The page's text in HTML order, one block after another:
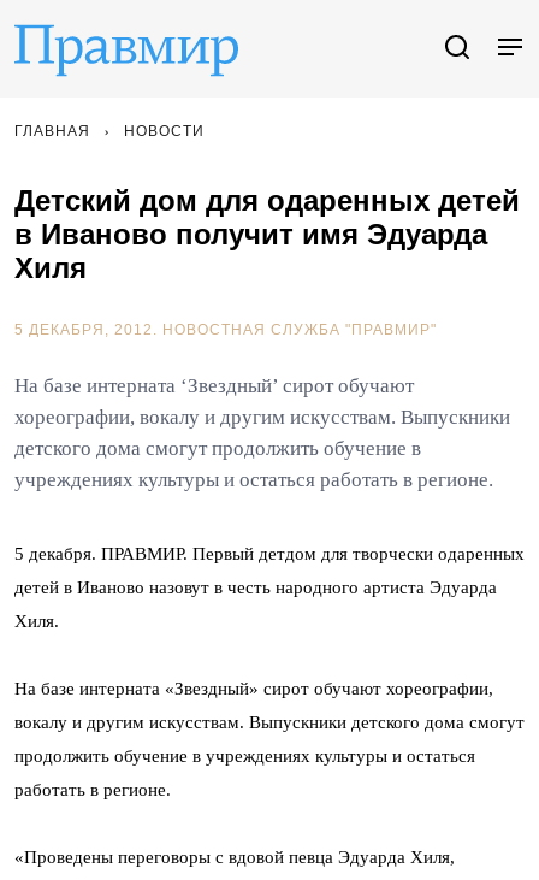
ГЛАВНАЯ НОВОСТИ
Детский дом для одаренных детей
в Иваново получит имя Эдуарда
Хиля
5 ДЕКАБРЯ, 2012. НОВОСТНАЯ СЛУЖБА "ПРАВМИР"
На базе интерната ‘Звездный’ сирот обучают
хореографии, вокалу и другим искусствам. Выпускники
детского дома смогут продолжить обучение в
учреждениях культуры и остаться работать в регионе.
5 декабря. ПРАВМИР. Первый детдом для творчески одаренных
детей в Иваново назовут в честь народного артиста Эдуарда
Хиля.
На базе интерната «Звездный» сирот обучают хореографии,
вокалу и другим искусствам. Выпускники детского дома смогут
продолжить обучение в учреждениях культуры и остаться
работать в регионе.
«Проведены переговоры с вдовой певца Эдуарда Хиля,